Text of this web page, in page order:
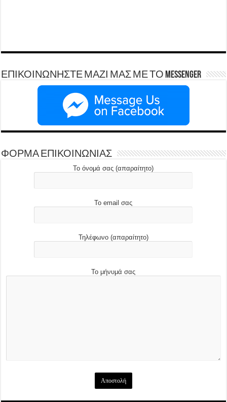
ΕΠΙΚΟΙΝΩΝΗΣΤΕ ΜΑΖΙ ΜΑΣ ΜΕ ΤΟ Messenger
ΦΟΡΜΑ ΕΠΙΚΟΙΝΩΝΙΑΣ
Το όνομά σας (απαραίτητο)
Το email σας
Τηλέφωνο (απαραίτητο)
Το μήνυμά σας